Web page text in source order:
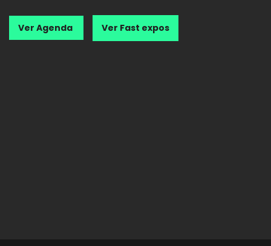
Ver Agenda Ver Fast expos